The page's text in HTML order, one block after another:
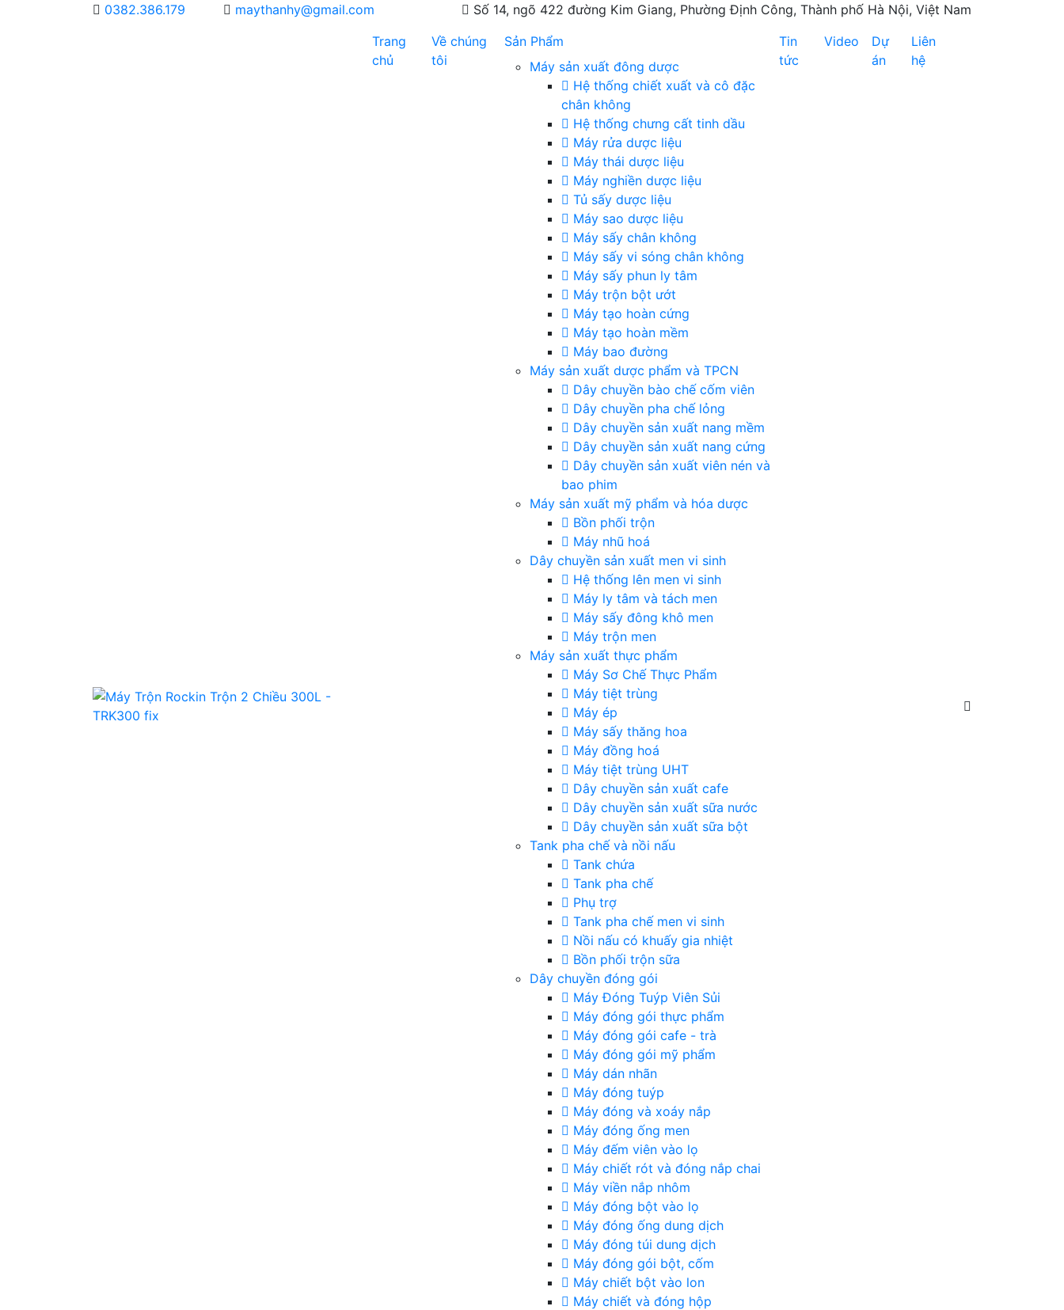
0382.386.179 maythanhy@gmail.com
Số 14, ngõ 422 đường Kim Giang, Phường Định Công, Thành phố Hà Nội, Việt Nam
Trang
chủ
Về chúng
tôi
Sản Phẩm
Máy sản xuất đông dược
Hệ thống chiết xuất và cô đặc
chân không
Hệ thống chưng cất tinh dầu
Máy rửa dược liệu
Máy thái dược liệu
Máy nghiền dược liệu
Tủ sấy dược liệu
Máy sao dược liệu
Máy sấy chân không
Máy sấy vi sóng chân không
Máy sấy phun ly tâm
Máy trộn bột ướt
Máy tạo hoàn cứng
Máy tạo hoàn mềm
Máy bao đường
Máy sản xuất dược phẩm và TPCN
Dây chuyền bào chế cốm viên
Dây chuyền pha chế lỏng
Dây chuyền sản xuất nang mềm
Dây chuyền sản xuất nang cứng
Dây chuyền sản xuất viên nén và
bao phim
Máy sản xuất mỹ phẩm và hóa dược
Bồn phối trộn
Máy nhũ hoá
Dây chuyền sản xuất men vi sinh
Hệ thống lên men vi sinh
Máy ly tâm và tách men
Máy sấy đông khô men
Máy trộn men
Máy sản xuất thực phẩm
Máy Sơ Chế Thực Phẩm
Máy tiệt trùng
Máy ép
Máy sấy thăng hoa
Máy đồng hoá
Máy tiệt trùng UHT
Dây chuyền sản xuất cafe
Dây chuyền sản xuất sữa nước
Dây chuyền sản xuất sữa bột
Tank pha chế và nồi nấu
Tank chứa
Tank pha chế
Phụ trợ
Tank pha chế men vi sinh
Nồi nấu có khuấy gia nhiệt
Bồn phối trộn sữa
Dây chuyền đóng gói
Máy Đóng Tuýp Viên Sủi
Máy đóng gói thực phẩm
Máy đóng gói cafe - trà
Máy đóng gói mỹ phẩm
Máy dán nhãn
Máy đóng tuýp
Máy đóng và xoáy nắp
Máy đóng ống men
Máy đếm viên vào lọ
Máy chiết rót và đóng nắp chai
Máy viền nắp nhôm
Máy đóng bột vào lọ
Máy đóng ống dung dịch
Máy đóng túi dung dịch
Máy đóng gói bột, cốm
Máy chiết bột vào lon
Máy chiết và đóng hộp
Tin
tức
Video
Dự
án
Liên
hệ